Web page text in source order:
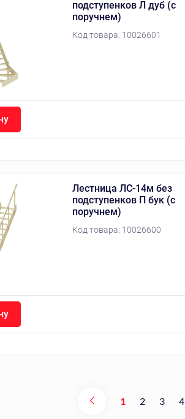
подступенков Л дуб (с
поручнем)
Код товара: 10026601
Лестница ЛС-14м без
подступенков П бук (с
поручнем)
Код товара: 10026600
1 2 3 4